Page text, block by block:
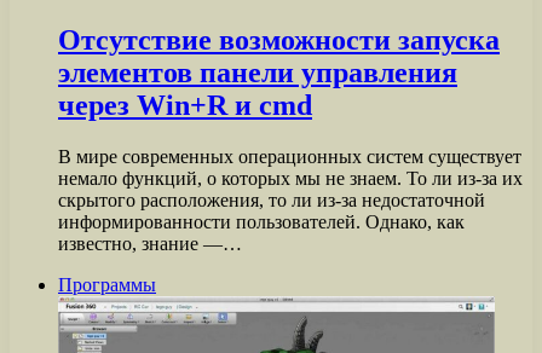
Отсутствие возможности запуска
элементов панели управления
через Win+R и cmd
В мире современных операционных систем существует
немало функций, о которых мы не знаем. То ли из-за их
скрытого расположения, то ли из-за недостаточной
информированности пользователей. Однако, как
известно, знание —…
Программы